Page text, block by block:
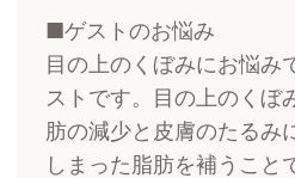
■ゲストのお悩み
目の上のくぼみにお悩み
ストです。目の上のくぼ
肪の減少と皮膚のたるみ
しまった脂肪を補うこと